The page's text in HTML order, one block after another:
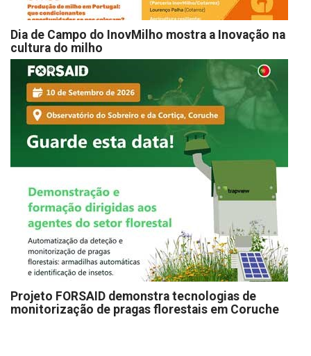
Dia de Campo do InovMilho mostra a Inovação na
cultura do milho
Projeto FORSAID demonstra tecnologias de
monitorização de pragas florestais em Coruche